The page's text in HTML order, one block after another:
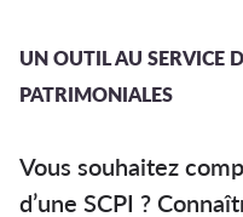
UN OUTIL AU SERVICE
PATRIMONIALES
Vous souhaitez
d’une SCPI ?